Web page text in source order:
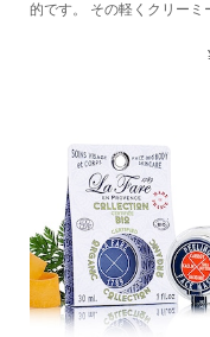
的です。 その軽くクリー